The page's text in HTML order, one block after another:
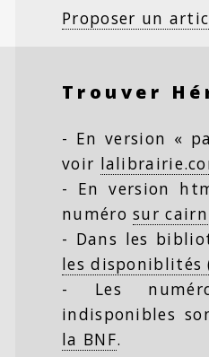
Proposer un
Trouver
- En version «
voir
- En version
numérosur
- Dans les
les disponiblités
- Les
indisponibles
la BNF.